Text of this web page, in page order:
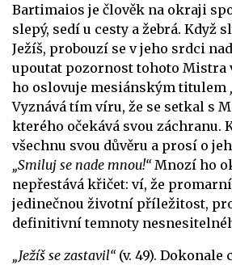
Bartimaios je člověk na okraji
slepý, sedí u cesty a žebrá. Když
Ježíš, probouzí se v jeho srdci
upoutat pozornost tohoto Mistra
ho oslovuje mesiánským titulem
Vyznává tím víru, že se setkal s
kterého očekává svou záchranu.
všechnu svou důvěru a prosí o
„Smiluj se nade mnou!“Mnozí ho
nepřestává křičet: ví, že
jedinečnou životní příležitost,
definitivní temnoty
„Ježíš se zastavil“(v. 49). Dokonale